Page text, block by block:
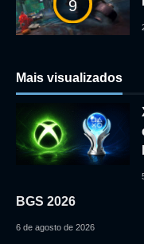
9
Mais visualizados
BGS 2026
6 de agosto de 2026